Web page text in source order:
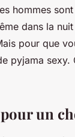
hommes
dans la nuit
pour que
pyjama sexy.
un